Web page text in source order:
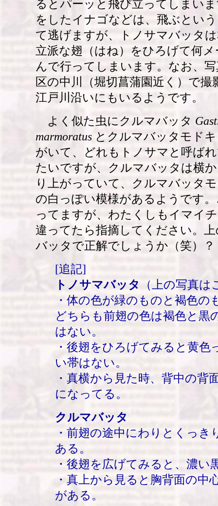
るとパーッと飛び立ってしまい
をしたイナゴなどは、飛ぶとい
て逃げますが、トノサマバッタ
立派な翅（はね）をひろげて何
んで行ってしまいます。なお、
区の中川（堀切菖蒲園近く）で
江戸川沿いにもいるようです。
よく似た虫にクルマバッタ
marmoratus とクルマバッタモド
がいて、どれもトノサマと呼ば
たいですが、クルマバッタは横
り上がっていて、クルマバッタ
の白っぽい模様があるようです
ってますが、わたくしもイマイ
違ってたら指摘してください。
バッタで正解でしょうか（笑）？
[追記]
トノサマバッタ
（上の写真は
・体の色が緑のものと褐色の
どちらも前翅の色は褐色と黒
はない。
・後翅をひろげてみると黄色
い帯はない。
・真横から見た時、背中の背
になってる。
クルマバッタ
・前翅の途中にわりとくっき
ある。
・後翅を広げてみると、濃い
・真上から見ると胸背面の中
がある。